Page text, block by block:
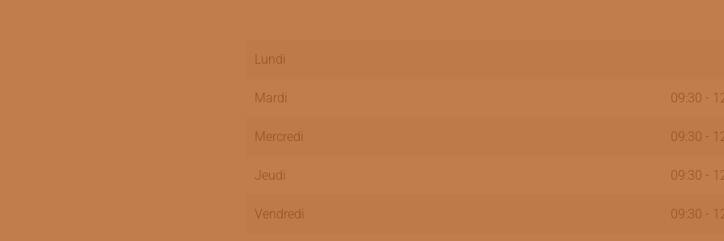
Lundi
Mardi 09:30 -
Mercredi 09:30 -
Jeudi 09:30 -
Vendredi 09:30 -